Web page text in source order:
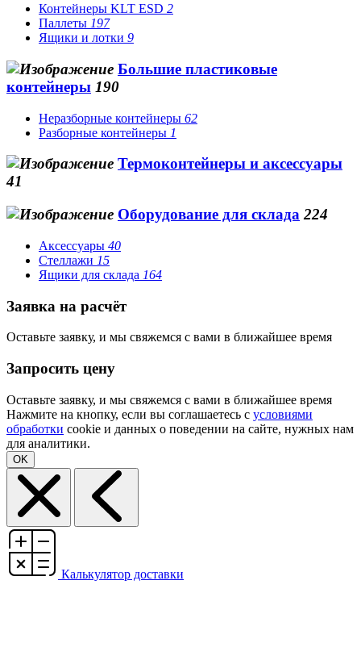
Контейнеры KLT ESD 2
Паллеты 197
Ящики и лотки 9
Большие пластиковые
контейнеры 190
Неразборные контейнеры 62
Разборные контейнеры 1
Термоконтейнеры и аксессуары
41
Оборудование для склада 224
Аксессуары 40
Стеллажи 15
Ящики для склада 164
Заявка на расчёт
Оставьте заявку, и мы свяжемся с вами в ближайшее время
Запросить цену
Оставьте заявку, и мы свяжемся с вами в ближайшее время
Нажмите на кнопку, если вы соглашаетесь с условиями
обработки cookie и данных о поведении на сайте, нужных нам
для аналитики.
OK
Калькулятор доставки